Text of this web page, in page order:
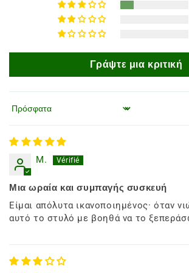
Γράψτε μια κριτική
Ταξινόμηση κατά
M.
Μια ωραία και συμπαγής συσκευή
Είμαι απόλυτα ικανοποιημένος· όταν
αυτό το στυλό με βοηθά να το